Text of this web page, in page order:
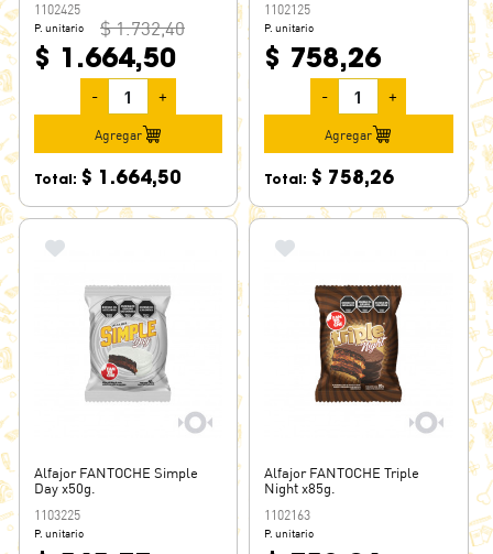
TERRABUSI
TODDY
TOFI
TRASSENS
TRI SHOT
TUKI
VALENTE
VAUQUITA
ZUCOA
1102425
P. unitario $ 1.732,40
$ 1.664,50
- +
Agregar
Total: $ 1.664,50
1102125
P. unitario
$ 758,26
- +
Agregar
Total: $ 758,26
Alfajor FANTOCHE Simple
Day x50g.
1103225
P. unitario
Alfajor FANTOCHE Triple
Night x85g.
1102163
P. unitario